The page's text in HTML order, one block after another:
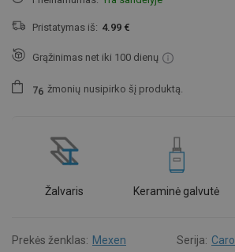
Pristatymas iš: 4.99 €
Grąžinimas net iki 100 dienų
76 žmonių nusipirko šį produktą.
Žalvaris Keraminė galvutė
Prekės ženklas: Mexen Serija: Caro